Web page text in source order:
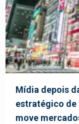
Mídia depois
estratégico de
move